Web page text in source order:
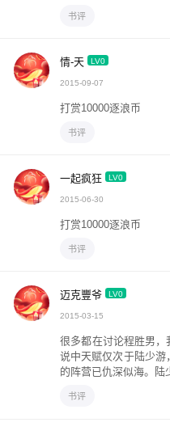
书评
情-天 LV0
2015-09-07
打赏10000逐浪币
书评
一起疯狂 LV0
2015-06-30
打赏10000逐浪币
书评
迈克豐爷 LV0
2015-03-15
很多都在讨论程胜男
说中天赋仅次于陆少游
的阵营已仇深似海。陆
书评